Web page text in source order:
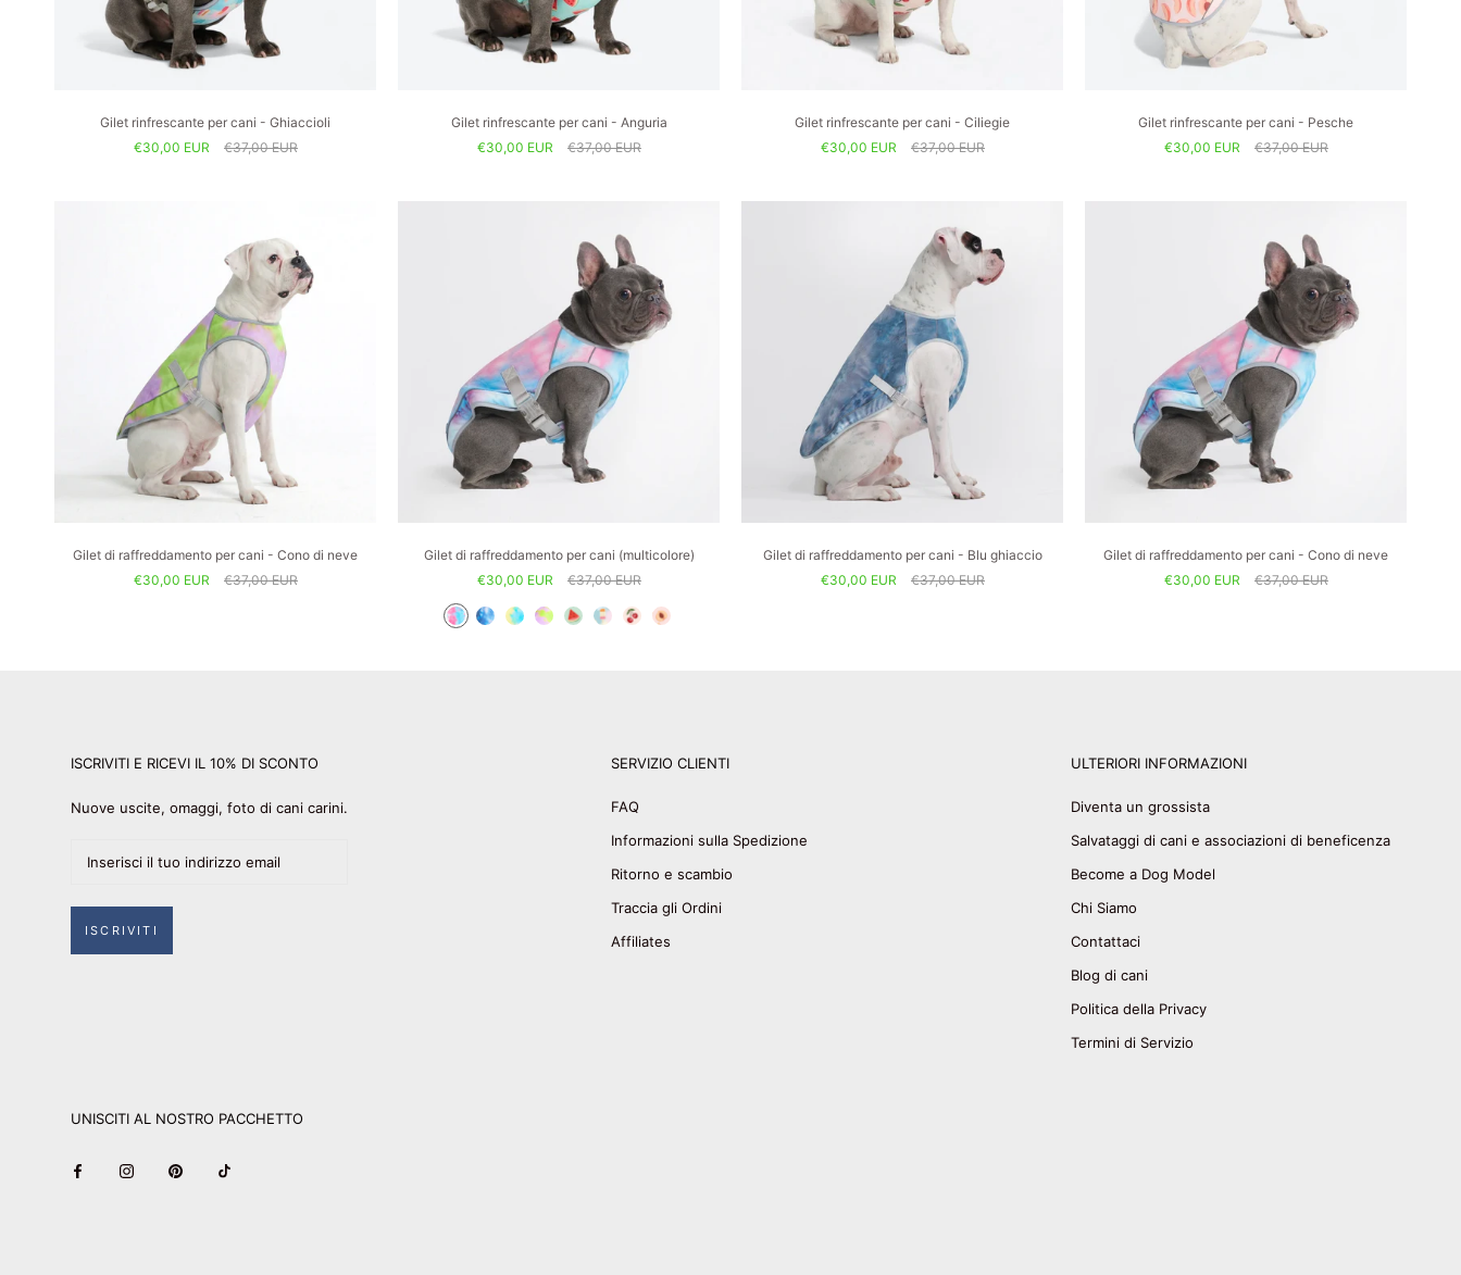
Gilet rinfrescante per cani - Ghiaccioli
€30,00 EUR
€37,00 EUR
Gilet rinfrescante per cani - Anguria
€30,00 EUR
€37,00 EUR
Gilet rinfrescante per cani - Ciliegie
€30,00 EUR
€37,00 EUR
Gilet rinfrescante per cani - Pesche
€30,00 EUR
€37,00 EUR
Gilet di raffreddamento per cani - Cono di neve
€30,00 EUR
€37,00 EUR
Gilet di raffreddamento per cani (multicolore)
€30,00 EUR
€37,00 EUR
Gilet di raffreddamento per cani - Blu ghiaccio
€30,00 EUR
€37,00 EUR
Gilet di raffreddamento per cani - Cono di neve
€30,00 EUR
€37,00 EUR
ISCRIVITI E RICEVI IL 10% DI SCONTO
Nuove uscite, omaggi, foto di cani carini.
ISCRIVITI
SERVIZIO CLIENTI
FAQ
Informazioni sulla Spedizione
Ritorno e scambio
Traccia gli Ordini
Affiliates
ULTERIORI INFORMAZIONI
Diventa un grossista
Salvataggi di cani e associazioni di beneficenza
Become a Dog Model
Chi Siamo
Contattaci
Blog di cani
Politica della Privacy
Termini di Servizio
UNISCITI AL NOSTRO PACCHETTO